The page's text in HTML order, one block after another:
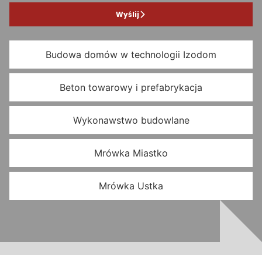
Budowa domów w technologii Izodom
Beton towarowy i prefabrykacja
Wykonawstwo budowlane
Mrówka Miastko
Mrówka Ustka
Wyślij